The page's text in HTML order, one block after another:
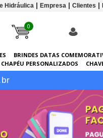
Hidráulica Empresa Clientes
0
BRINDES DATAS
CHAPÉU PERSONALIZADOS
GRÁFICA GUARDA-CHUVAS